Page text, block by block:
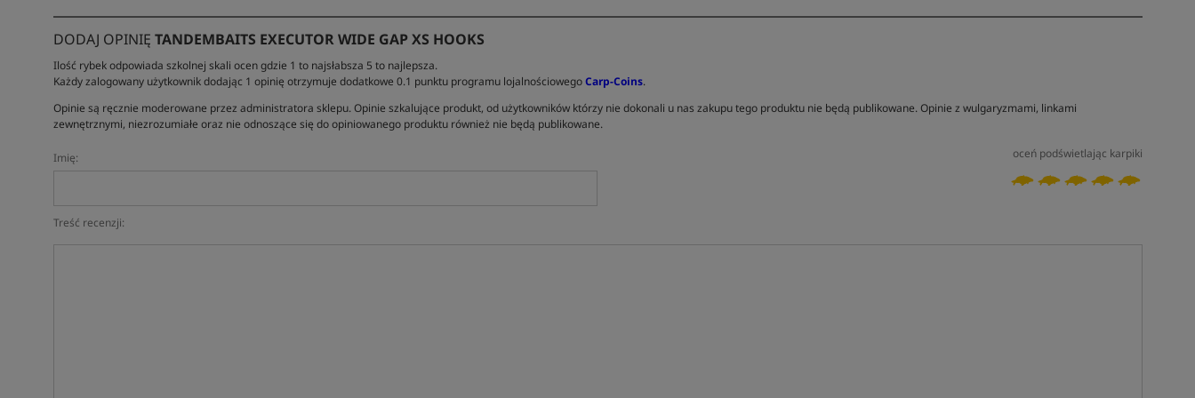
DODAJ OPINIĘ TANDEMBAITS EXECUTOR WIDE GAP XS HOOKS
Ilość rybek odpowiada szkolnej skali ocen gdzie 1 to najsłabsza 5 to najlepsza.
Każdy zalogowany użytkownik dodając 1 opinię otrzymuje dodatkowe 0.1 punktu programu lojalnościowegoCarp-Coins.
Opinie są ręcznie moderowane przez administratora sklepu. Opinie szkalujące produkt, od użytkowników którzy nie dokonali u nas zakupu tego produktu nie będą publikowane. Opinie z wulgaryzmami, linkami
zewnętrznymi, niezrozumiałe oraz nie odnoszące się do opiniowanego produktu również nie będą publikowane.
oceń podświetlając karpiki
Imię:
Treść recenzji: